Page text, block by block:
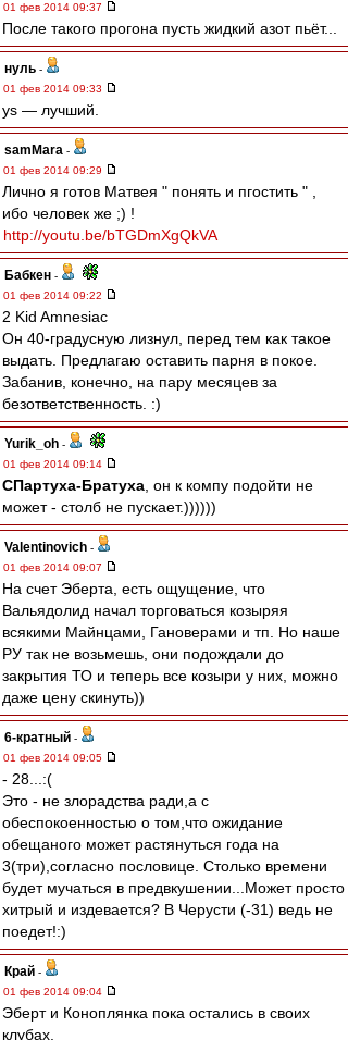
01 фев 2014 09:37
После такого прогона пусть жидкий азот пьёт...
нуль -
01 фев 2014 09:33
ys — лучший.
samMara -
01 фев 2014 09:29
Лично я готов Матвея " понять и пгостить " ,
ибо человек же ;) !
http://youtu.be/bTGDmXgQkVA
Бабкен -
01 фев 2014 09:22
2 Kid Amnesiac
Он 40-градусную лизнул, перед тем как такое
выдать. Предлагаю оставить парня в покое.
Забанив, конечно, на пару месяцев за
безответственность. :)
Yurik_oh -
01 фев 2014 09:14
СПартуха-Братуха , он к компу подойти не
может - столб не пускает.))))))
Valentinovich -
01 фев 2014 09:07
На счет Эберта, есть ощущение, что
Вальядолид начал торговаться козыряя
всякими Майнцами, Гановерами и тп. Но наше
РУ так не возьмешь, они подождали до
закрытия ТО и теперь все козыри у них, можно
даже цену скинуть))
6-кратный -
01 фев 2014 09:05
- 28...:(
Это - не злорадства ради,а с
обеспокоенностью о том,что ожидание
обещаного может растянуться года на
3(три),согласно пословице. Столько времени
будет мучаться в предвкушении...Может просто
хитрый и издевается? В Черусти (-31) ведь не
поедет!:)
Край -
01 фев 2014 09:04
Эберт и Коноплянка пока остались в своих
клубах.